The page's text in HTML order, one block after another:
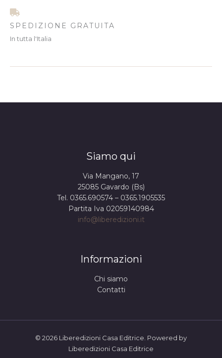
SPEDIZIONE GRATUITA
In tutta l'Italia
Siamo qui
Via Mangano, 17
25085 Gavardo (Bs)
Tel. 0365.690574 – 0365.1905535
Partita Iva 02059140984
info@liberedizioni.it
Informazioni
Chi siamo
Contatti
© 2026 Liberedizioni Casa Editrice. Powered by
Liberedizioni Casa Editrice